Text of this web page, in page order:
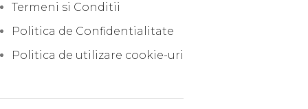
Termeni si Conditii
Politica de Confidentialitate
Politica de utilizare cookie-uri